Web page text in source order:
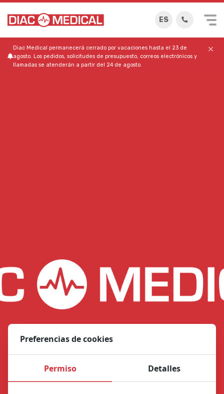
ES
Diac Medical permanecerá cerrado por vacaciones hasta el 23 de
agosto. Los pedidos, solicitudes de presupuesto, correos electrónicos y
llamadas se atenderán a partir del 24 de agosto.
Preferencias de cookies
Permiso Detalles